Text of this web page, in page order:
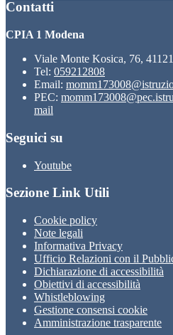
Contatti
CPIA 1 Modena
Viale Monte Kosica, 76,
Tel: 059212808
Email:
PEC:
mail
Seguici su
Youtube
Sezione Link Utili
Cookie policy
Note legali
Informativa Privacy
Ufficio Relazioni con il
Dichiarazione di accessibilità
Obiettivi di accessibilità
Whistleblowing
Gestione consensi cookie
Amministrazione trasparente